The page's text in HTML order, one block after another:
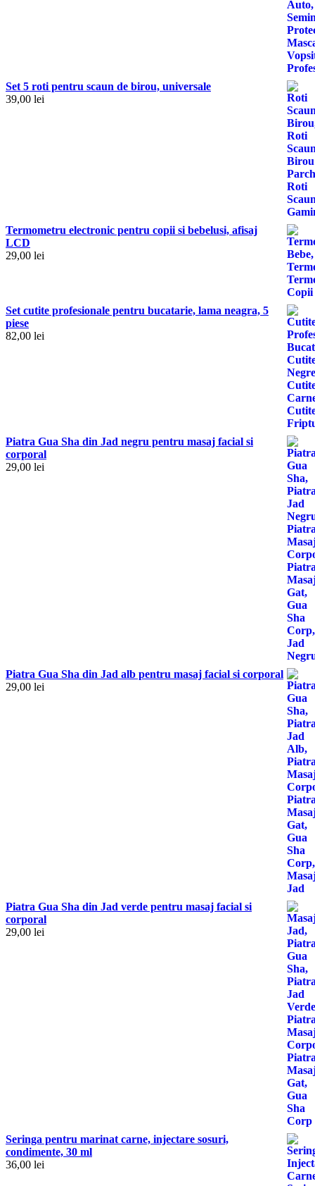
Set 5 roti pentru scaun de birou, universale
39,00 lei
Termometru electronic pentru copii si bebelusi, afisaj
LCD
29,00 lei
Set cutite profesionale pentru bucatarie, lama neagra, 5
piese
82,00 lei
Piatra Gua Sha din Jad negru pentru masaj facial si
corporal
29,00 lei
Piatra Gua Sha din Jad alb pentru masaj facial si corporal
29,00 lei
Piatra Gua Sha din Jad verde pentru masaj facial si
corporal
29,00 lei
Seringa pentru marinat carne, injectare sosuri,
condimente, 30 ml
36,00 lei